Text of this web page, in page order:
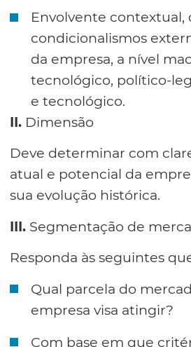
Envolvente contextual,
condicionalismos
da empresa, a nível
tecnológico, político-
e tecnológico.
II. Dimensão
Deve determinar com
atual e potencial da
sua evolução histórica.
III. Segmentação de
Responda às seguintes
Qual parcela do
empresa visa atingir?
Com base em que